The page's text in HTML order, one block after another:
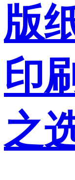
版
印
之